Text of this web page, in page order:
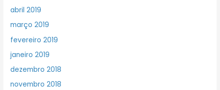
abril 2019
março 2019
fevereiro 2019
janeiro 2019
dezembro 2018
novembro 2018